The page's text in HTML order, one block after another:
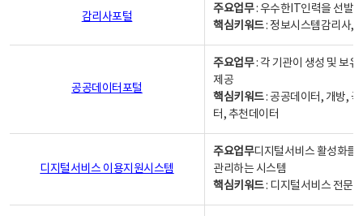
감리사포털
주요업무: 우수한IT인력을 선발
핵심키워드: 정보시스템감리사,
공공데이터포털
주요업무: 각 기관이 생성 및 보
제공
핵심키워드: 공공데이터, 개방,
터, 추천데이터
디지털서비스 이용지원시스템
주요업무디지털서비스 활성화를
관리하는 시스템
핵심키워드: 디지털서비스 전문